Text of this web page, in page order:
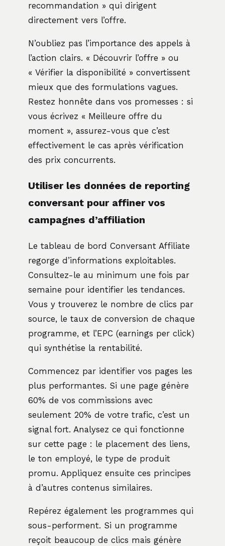
recommandation » qui dirigent
directement vers l’offre.
N’oubliez pas l’importance des appels à
l’action clairs. « Découvrir l’offre » ou
« Vérifier la disponibilité » convertissent
mieux que des formulations vagues.
Restez honnête dans vos promesses : si
vous écrivez « Meilleure offre du
moment », assurez-vous que c’est
effectivement le cas après vérification
des prix concurrents.
Utiliser les données de reporting
conversant pour affiner vos
campagnes d’affiliation
Le tableau de bord Conversant Affiliate
regorge d’informations exploitables.
Consultez-le au minimum une fois par
semaine pour identifier les tendances.
Vous y trouverez le nombre de clics par
source, le taux de conversion de chaque
programme, et l’EPC (earnings per click)
qui synthétise la rentabilité.
Commencez par identifier vos pages les
plus performantes. Si une page génère
60% de vos commissions avec
seulement 20% de votre trafic, c’est un
signal fort. Analysez ce qui fonctionne
sur cette page : le placement des liens,
le ton employé, le type de produit
promu. Appliquez ensuite ces principes
à d’autres contenus similaires.
Repérez également les programmes qui
sous-performent. Si un programme
reçoit beaucoup de clics mais génère